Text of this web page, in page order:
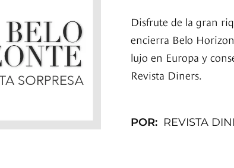
Disfrute de la gran
encierra Belo
lujo en Europa y
Revista Diners.
POR: REVISTA